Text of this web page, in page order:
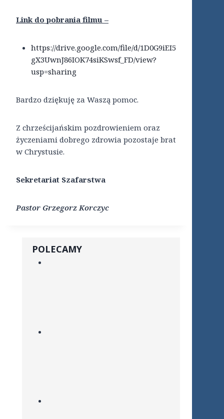
Link do pobrania filmu –
https://drive.google.com/file/d/1D0G9iEI5
gX3UwnJ86IOK74siKSwsf_FD/view?
usp=sharing
Bardzo dziękuję za Waszą pomoc.
Z chrześcijańskim pozdrowieniem oraz
życzeniami dobrego zdrowia pozostaje brat
w Chrystusie.
Sekretariat Szafarstwa
Pastor Grzegorz Korczyc
POLECAMY